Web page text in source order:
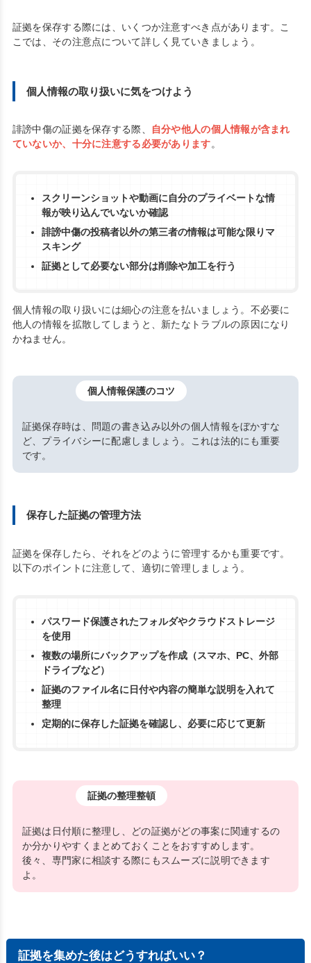
証拠を保存する際には、いくつか注意すべき点があります。こ
こでは、その注意点について詳しく見ていきましょう。
個人情報の取り扱いに気をつけよう
誹謗中傷の証拠を保存する際、
自分や他人の個人情報が含まれ
ていないか、十分に注意する必要があります。
スクリーンショットや動画に自分のプライベートな情
報が映り込んでいないか確認
誹謗中傷の投稿者以外の第三者の情報は可能な限りマ
スキング
証拠として必要ない部分は削除や加工を行う
個人情報の取り扱いには細心の注意を払いましょう。不必要に
他人の情報を拡散してしまうと、新たなトラブルの原因になり
かねません。
個人情報保護のコツ
証拠保存時は、問題の書き込み以外の個人情報をぼかすな
ど、プライバシーに配慮しましょう。これは法的にも重要
です。
保存した証拠の管理方法
証拠を保存したら、それをどのように管理するかも重要です。
以下のポイントに注意して、適切に管理しましょう。
パスワード保護されたフォルダやクラウドストレージ
を使用
複数の場所にバックアップを作成（スマホ、PC、外部
ドライブなど）
証拠のファイル名に日付や内容の簡単な説明を入れて
整理
定期的に保存した証拠を確認し、必要に応じて更新
証拠の整理整頓
証拠は日付順に整理し、どの証拠がどの事案に関連するの
か分かりやすくまとめておくことをおすすめします。
後々、専門家に相談する際にもスムーズに説明できます
よ。
証拠を集めた後はどうすればいい？